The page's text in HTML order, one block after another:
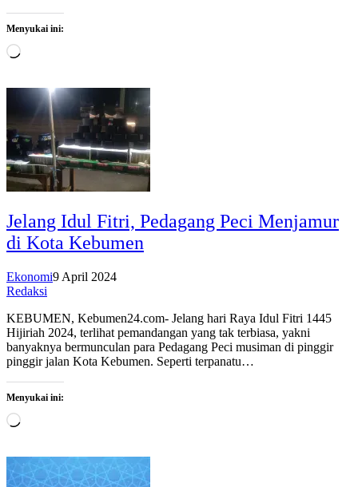
Menyukai ini:
Memuat...
Jelang Idul Fitri, Pedagang Peci Menjamur
di Kota Kebumen
Ekonomi9 April 2024
Redaksi
KEBUMEN, Kebumen24.com- Jelang hari Raya Idul Fitri 1445
Hijiriah 2024, terlihat pemandangan yang tak terbiasa, yakni
banyaknya bermunculan para Pedagang Peci musiman di pinggir
pinggir jalan Kota Kebumen. Seperti terpanatu…
Menyukai ini:
Memuat...